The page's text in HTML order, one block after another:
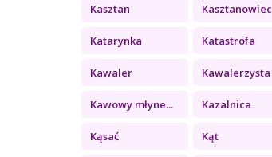
Kasztan Kasztanowiec
Katarynka Katastrofa
Kawaler Kawalerzysta
Kawowy młyne... Kazalnica
Kąsać Kąt